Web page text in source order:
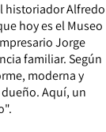
historiador Alfredo
hoy es el Museo
Jorge
familiar. Según
moderna y
Aquí, un